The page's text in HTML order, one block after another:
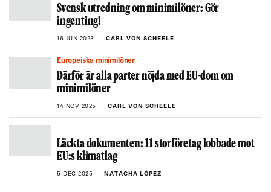
Svensk utredning om minimilöner: Gör
ingenting!
16 JUN 2023 CARL VON SCHEELE
Europeiska minimilöner
Därför är alla parter nöjda med EU-dom om
minimilöner
14 NOV 2025 CARL VON SCHEELE
Läckta dokumenten: 11 storföretag lobbade mot
EU:s klimatlag
5 DEC 2025 NATACHA LÓPEZ